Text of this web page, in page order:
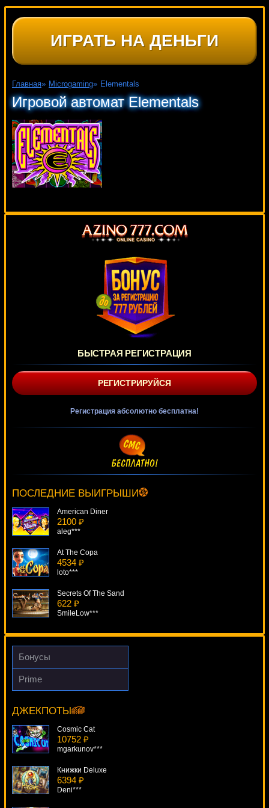
ИГРАТЬ НА ДЕНЬГИ
Главная» Microgaming» Elementals
Игровой автомат Elementals
БЫСТРАЯ РЕГИСТРАЦИЯ
РЕГИСТРИРУЙСЯ
Регистрация абсолютно бесплатна!
ПОСЛЕДНИЕ ВЫИГРЫШИ
Egoistik***
American Diner
2100 ₽
aleg***
At The Copa
4534 ₽
loto***
Secrets Of The Sand
622 ₽
SmileLow***
Sea Sirens
337 ₽
Steam Punk Heroes
1895 ₽
Egoistik***
Бонусы
Prime
ДЖЕКПОТЫ
After Night Falls
beautif***
Cosmic Cat
10752 ₽
mgarkunov***
Книжки Deluxe
6394 ₽
Deni***